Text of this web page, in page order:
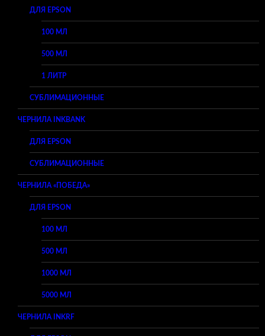
ДЛЯ EPSON
100 МЛ
500 МЛ
1 ЛИТР
СУБЛИМАЦИОННЫЕ
ЧЕРНИЛА INKBANK
ДЛЯ EPSON
СУБЛИМАЦИОННЫЕ
ЧЕРНИЛА «ПОБЕДА»
ДЛЯ EPSON
100 МЛ
500 МЛ
1000 МЛ
5000 МЛ
ЧЕРНИЛА INKRF